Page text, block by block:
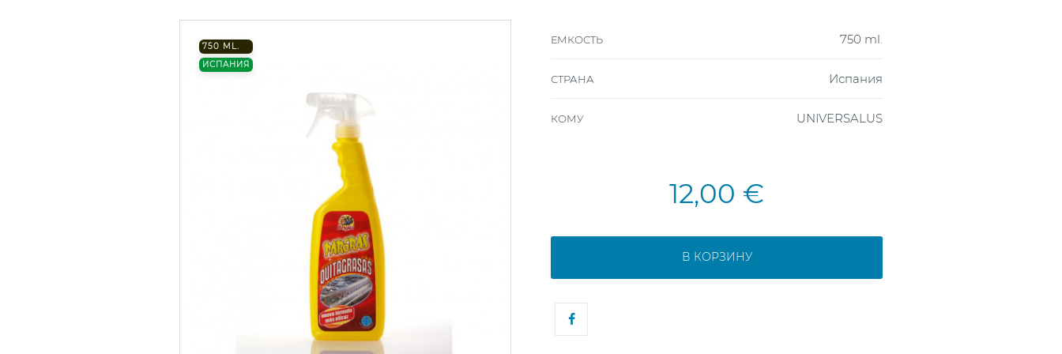
750 ML.
ИСПАНИЯ
ЕМКОСТЬ 750 ml.
СТРАНА Испания
КОМУ UNIVERSALUS
12,00 €
В КОРЗИНУ